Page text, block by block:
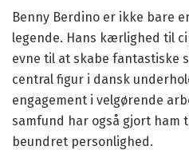
Benny Berdino er ikke bare
legende. Hans kærlighed til
evne til at skabe fantastiske
central figur i dansk
engagement i velgørende
samfund har også gjort ham
beundret personlighed.